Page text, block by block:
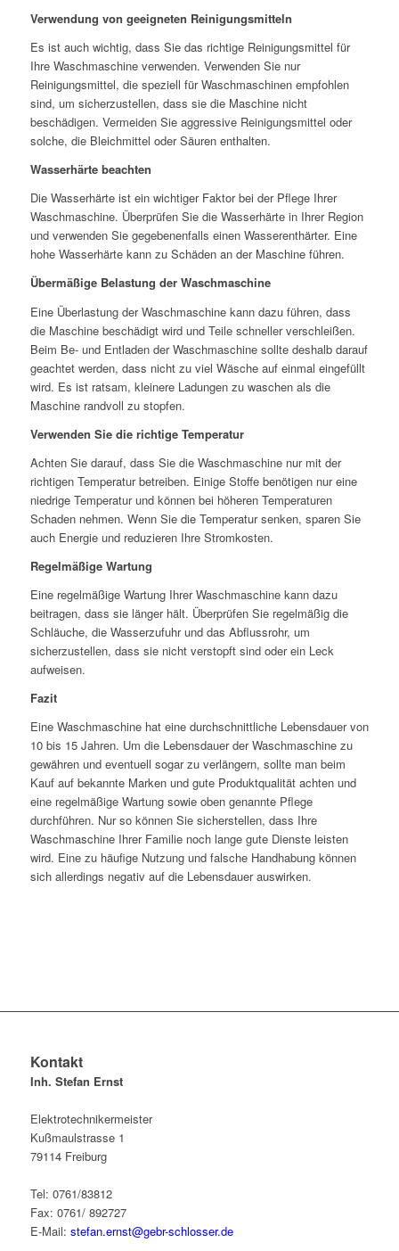
Verwendung von geeigneten Reinigungsmitteln
Es ist auch wichtig, dass Sie das richtige Reinigungsmittel für
Ihre Waschmaschine verwenden. Verwenden Sie nur
Reinigungsmittel, die speziell für Waschmaschinen empfohlen
sind, um sicherzustellen, dass sie die Maschine nicht
beschädigen. Vermeiden Sie aggressive Reinigungsmittel oder
solche, die Bleichmittel oder Säuren enthalten.
Wasserhärte beachten
Die Wasserhärte ist ein wichtiger Faktor bei der Pflege Ihrer
Waschmaschine. Überprüfen Sie die Wasserhärte in Ihrer Region
und verwenden Sie gegebenenfalls einen Wasserenthärter. Eine
hohe Wasserhärte kann zu Schäden an der Maschine führen.
Übermäßige Belastung der Waschmaschine
Eine Überlastung der Waschmaschine kann dazu führen, dass
die Maschine beschädigt wird und Teile schneller verschleißen.
Beim Be- und Entladen der Waschmaschine sollte deshalb darauf
geachtet werden, dass nicht zu viel Wäsche auf einmal eingefüllt
wird. Es ist ratsam, kleinere Ladungen zu waschen als die
Maschine randvoll zu stopfen.
Verwenden Sie die richtige Temperatur
Achten Sie darauf, dass Sie die Waschmaschine nur mit der
richtigen Temperatur betreiben. Einige Stoffe benötigen nur eine
niedrige Temperatur und können bei höheren Temperaturen
Schaden nehmen. Wenn Sie die Temperatur senken, sparen Sie
auch Energie und reduzieren Ihre Stromkosten.
Regelmäßige Wartung
Eine regelmäßige Wartung Ihrer Waschmaschine kann dazu
beitragen, dass sie länger hält. Überprüfen Sie regelmäßig die
Schläuche, die Wasserzufuhr und das Abflussrohr, um
sicherzustellen, dass sie nicht verstopft sind oder ein Leck
aufweisen.
Fazit
Eine Waschmaschine hat eine durchschnittliche Lebensdauer von
10 bis 15 Jahren. Um die Lebensdauer der Waschmaschine zu
gewähren und eventuell sogar zu verlängern, sollte man beim
Kauf auf bekannte Marken und gute Produktqualität achten und
eine regelmäßige Wartung sowie oben genannte Pflege
durchführen. Nur so können Sie sicherstellen, dass Ihre
Waschmaschine Ihrer Familie noch lange gute Dienste leisten
wird. Eine zu häufige Nutzung und falsche Handhabung können
sich allerdings negativ auf die Lebensdauer auswirken.
Kontakt
Inh. Stefan Ernst
Elektrotechnikermeister
Kußmaulstrasse 1
79114 Freiburg
Tel: 0761/83812
Fax: 0761/ 892727
E-Mail: stefan.ernst@gebr-schlosser.de